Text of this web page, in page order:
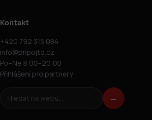
Kontakt
+420 792 315 084
info@pripojto.cz
Po–Ne 8:00–20:00
Přihlášení pro partnery
Hledat na webu →